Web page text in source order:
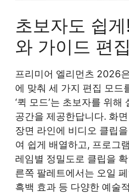
초보자도 쉽
와 가이드 편
프리미어 엘리먼츠 2026
에 맞춰 세 가지 편집 모드
‘퀵 모드’는 초보자를 위해
공간을 제공한답니다. 화
장면 라인에 비디오 클립
여 쉽게 배열하고, 프로그
레임별 정밀도로 클립을
른쪽 팔레트에서는 오일
흑백 효과 등 다양한 예술